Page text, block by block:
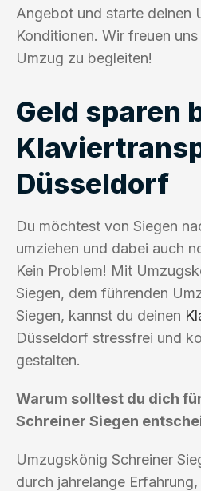
Angebot und starte deinen
Konditionen. Wir freuen
Umzug zu begleiten!
Geld sparen
Düsseldorf
Du möchtest von Siegen
umziehen und dabei auch
Kein Problem! Mit
Siegen, dem führenden
Siegen, kannst du deinen
Düsseldorf stressfrei und
gestalten.
Warum solltest du dich
Schreiner Siegen
Umzugskönig Schreiner
durch jahrelange